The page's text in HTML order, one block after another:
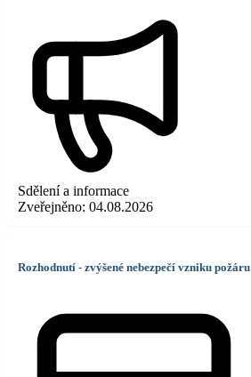
Sdělení a informace
Zveřejněno: 04.08.2026
Rozhodnutí - zvýšené nebezpečí vzniku požáru